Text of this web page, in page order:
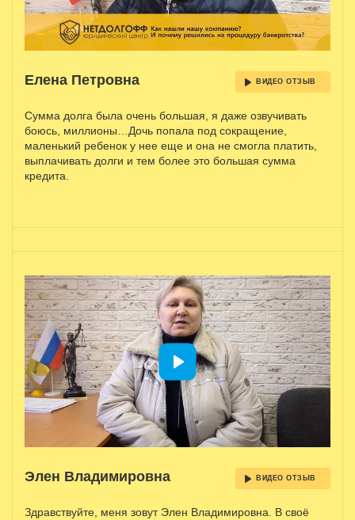
Елена Петровна ВИДЕО ОТЗЫВ
Сумма долга была очень большая, я даже озвучивать
боюсь, миллионы…Дочь попала под сокращение,
маленький ребенок у нее еще и она не смогла платить,
выплачивать долги и тем более это большая сумма
кредита.
Элен Владимировна ВИДЕО ОТЗЫВ
Здравствуйте, меня зовут Элен Владимировна. В своё